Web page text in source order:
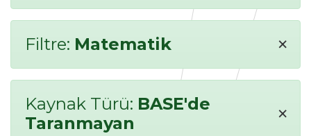
Filtre: Matematik ×
Kaynak Türü: BASE'de
Taranmayan
×